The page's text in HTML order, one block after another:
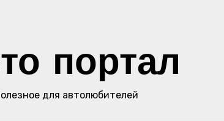
портал
для автолюбителей